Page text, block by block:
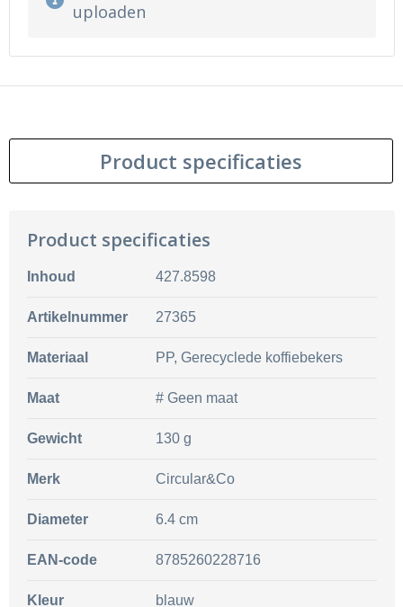
uploaden
Product specificaties
Product specificaties
Inhoud 427.8598
Artikelnummer 27365
Materiaal PP, Gerecyclede koffiebekers
Maat # Geen maat
Gewicht 130 g
Merk Circular&Co
Diameter 6.4 cm
EAN-code 8785260228716
Kleur blauw